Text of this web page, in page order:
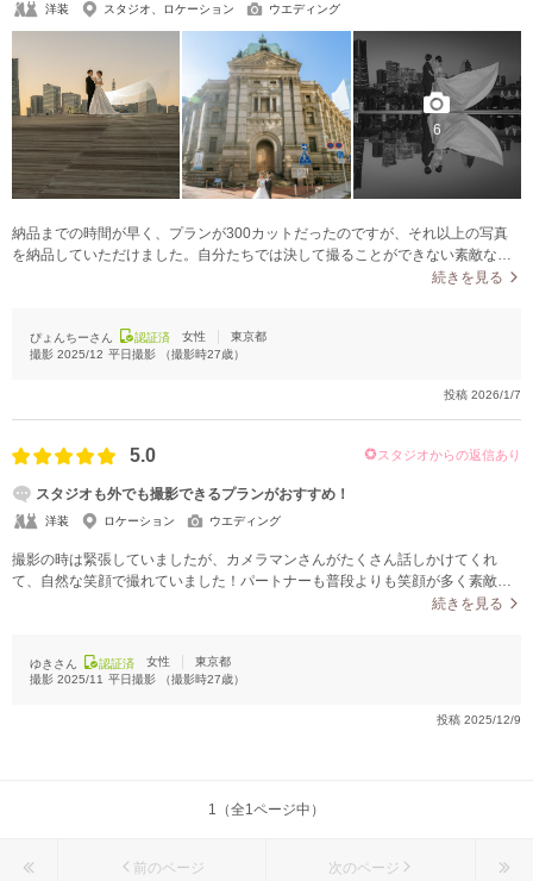
洋装 スタジオ、ロケーション ウエディング
6
納品までの時間が早く、プランが300カットだったのですが、それ以上の写真
を納品していただけました。自分たちでは決して撮ることができない素敵な写
続きを見る
ぴょんちーさん 認証済 女性
東京都
撮影 2025/12 平日撮影 （撮影時27歳）
投稿 2026/1/7
5.0 スタジオからの返信あり
スタジオも外でも撮影できるプランがおすすめ！
洋装 ロケーション ウエディング
撮影の時は緊張していましたが、カメラマンさんがたくさん話しかけてくれ
て、自然な笑顔で撮れていました！パートナーも普段よりも笑顔が多く素敵な
続きを見る
ゆきさん 認証済 女性
東京都
撮影 2025/11 平日撮影 （撮影時27歳）
投稿 2025/12/9
1（全1ページ中）
前のページ 次のページ